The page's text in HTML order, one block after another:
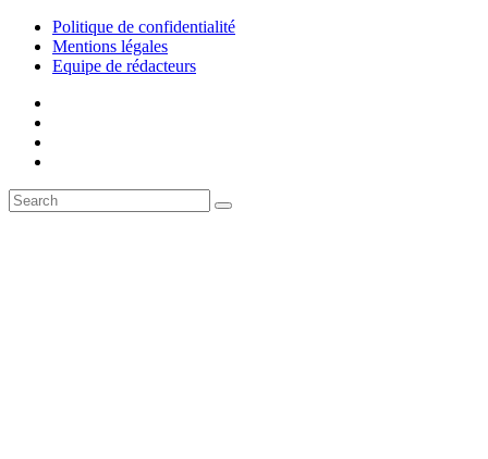
Politique de confidentialité
Mentions légales
Equipe de rédacteurs